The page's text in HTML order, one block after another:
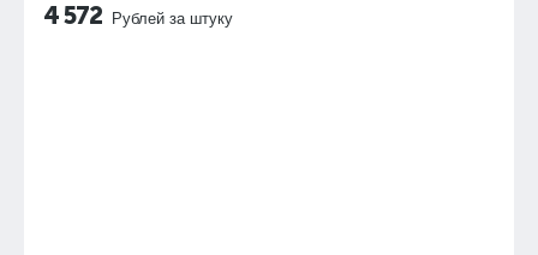
4 572 Рублей за штуку